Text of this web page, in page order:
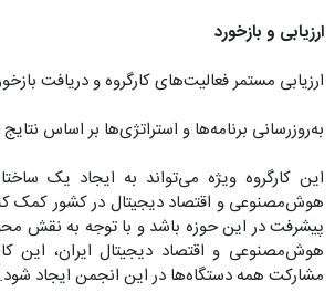
ارزیابی و بازخورد
ارزیابی مستمر فعالیت‌های کارگروه و دریافت
به‌روزرسانی برنامه‌ها و استراتژی‌ها بر اساس نتایج
این کارگروه ویژه می‌تواند به ایجاد یک
هوش‌‌مصنوعی و اقتصاد دیجیتال در کشور کمک
پیشرفت در این حوزه باشد و با توجه به نقش
هوش‌مصنوعی و اقتصاد دیجیتال ایران، این
مشارکت همه دستگاه‌ها در این انجمن ایجاد شود.